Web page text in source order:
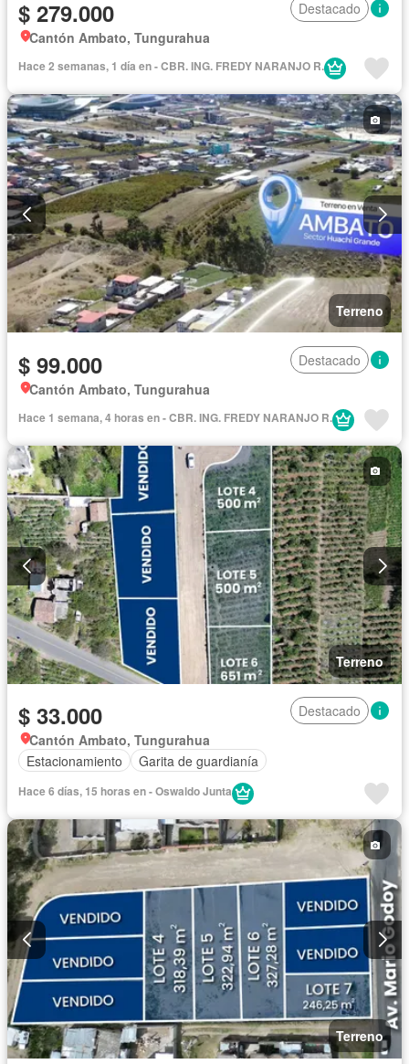
$ 279.000
Destacado
Cantón Ambato, Tungurahua
Hace 2 semanas, 1 día en - CBR. ING. FREDY NARANJO R.
Terreno
$ 99.000
Destacado
Cantón Ambato, Tungurahua
Hace 1 semana, 4 horas en - CBR. ING. FREDY NARANJO R.
Terreno
$ 33.000
Destacado
Cantón Ambato, Tungurahua
Estacionamiento
Garita de guardianía
Hace 6 días, 15 horas en - Oswaldo Junta
Terreno